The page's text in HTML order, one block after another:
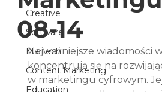
Creative
Software
MarTech
Content Marketing
Education
08-14
Najważniejsze wiadomości
koncentrują się na
w marketingu cyfrowym.